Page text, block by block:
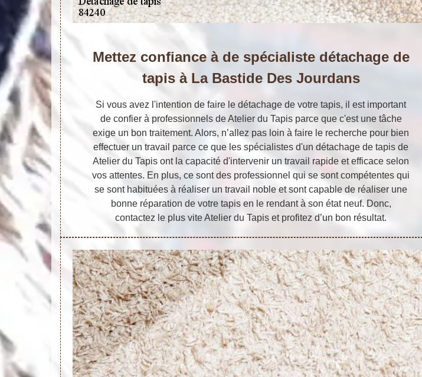
Mettez confiance à de spécialiste détachage de
tapis à La Bastide Des Jourdans
Si vous avez l'intention de faire le détachage de votre tapis, il est important
de confier à professionnels de Atelier du Tapis parce que c'est une tâche
exige un bon traitement. Alors, n’allez pas loin à faire le recherche pour bien
effectuer un travail parce ce que les spécialistes d'un détachage de tapis de
Atelier du Tapis ont la capacité d'intervenir un travail rapide et efficace selon
vos attentes. En plus, ce sont des professionnel qui se sont compétentes qui
se sont habituées à réaliser un travail noble et sont capable de réaliser une
bonne réparation de votre tapis en le rendant à son état neuf. Donc,
contactez le plus vite Atelier du Tapis et profitez d’un bon résultat.